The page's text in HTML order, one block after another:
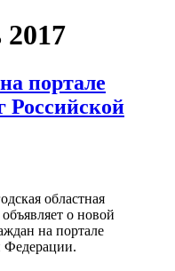
портале
Российской
областная
о новой
на портале
Федерации.